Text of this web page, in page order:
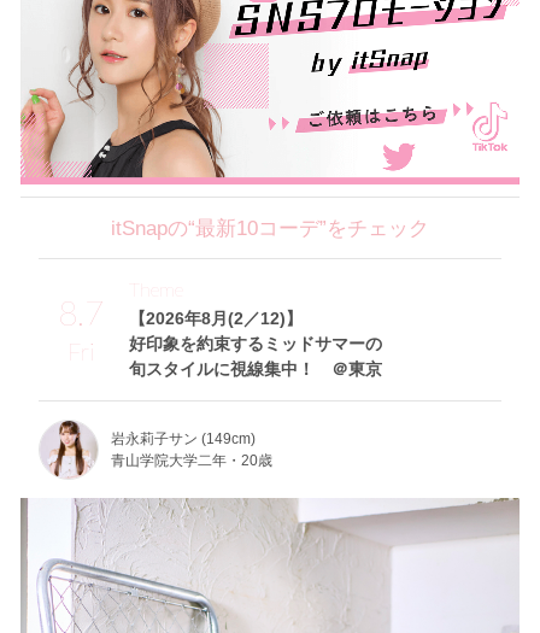
itSnapの“最新10コーデ”をチェック
8.7
Fri
【2026年8月(2／12)】
好印象を約束するミッドサマーの
旬スタイルに視線集中！ ＠東京
Theme
岩永莉子サン (149cm)
青山学院大学二年・20歳